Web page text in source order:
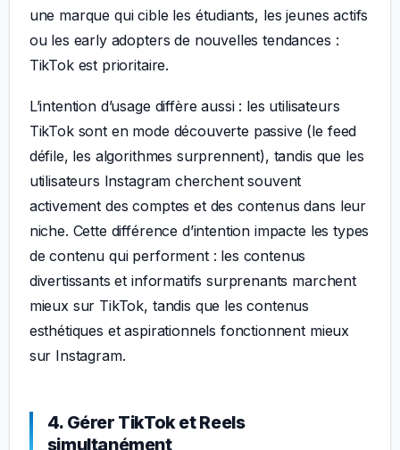
une marque qui cible les étudiants, les jeunes actifs
ou les early adopters de nouvelles tendances :
TikTok est prioritaire.
L’intention d’usage diffère aussi : les utilisateurs
TikTok sont en mode découverte passive (le feed
défile, les algorithmes surprennent), tandis que les
utilisateurs Instagram cherchent souvent
activement des comptes et des contenus dans leur
niche. Cette différence d’intention impacte les types
de contenu qui performent : les contenus
divertissants et informatifs surprenants marchent
mieux sur TikTok, tandis que les contenus
esthétiques et aspirationnels fonctionnent mieux
sur Instagram.
4. Gérer TikTok et Reels
simultanément